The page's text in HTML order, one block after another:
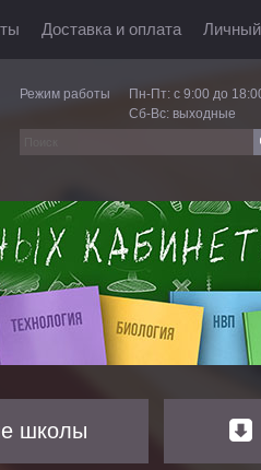
Доставка и оплата
Режим работы
Пн-Пт: с 9:00 до
Сб-Вс: выходные
школы